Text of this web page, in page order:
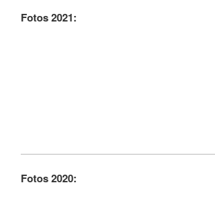
Fotos 2021:
Fotos 2020: